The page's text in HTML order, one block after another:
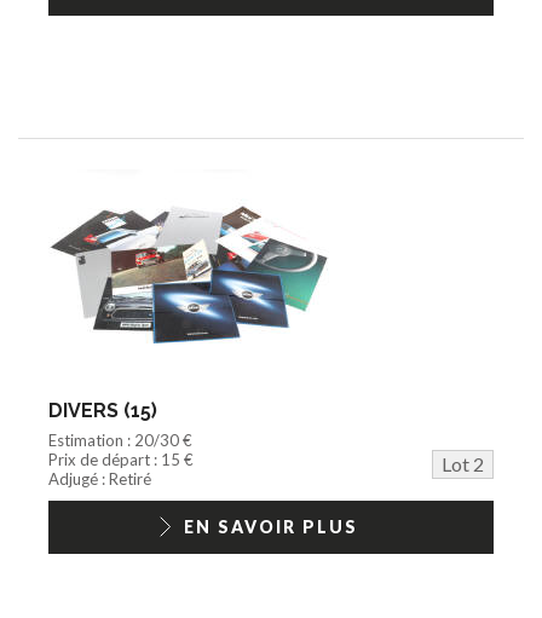
DIVERS (15)
Estimation : 20/30 €
Prix de départ : 15 €
Lot 2
Adjugé : Retiré
EN SAVOIR PLUS